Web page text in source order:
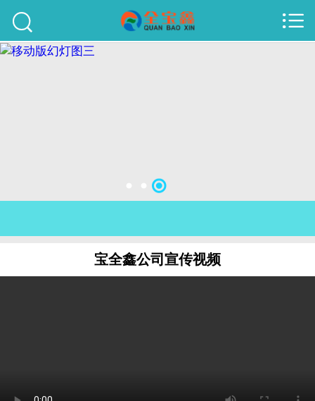
关于我们
联系我们
51La


宝全鑫公司宣传视频